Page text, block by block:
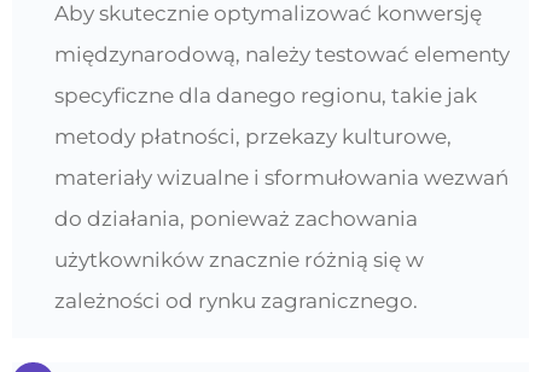
Aby skutecznie optymalizować konwersję
międzynarodową, należy testować elementy
specyficzne dla danego regionu, takie jak
metody płatności, przekazy kulturowe,
materiały wizualne i sformułowania wezwań
do działania, ponieważ zachowania
użytkowników znacznie różnią się w
zależności od rynku zagranicznego.